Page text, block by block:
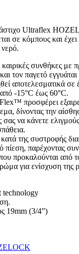
Ultraflex
σε κόμπους και
καιρικές συνθήκες με
τον παγετό
αποτελεσματικά σε
-15°C έως 60°C.
προσφέρει
δίνοντας την
σας να κάνετε
της συστροφής
πίεση, παρέχοντας
που προκαλούνται από
για ενίσχυση της
technology
19mm (3/4”)